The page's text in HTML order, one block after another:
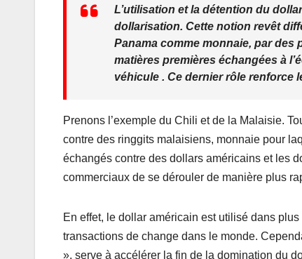
L’utilisation et la détention du
dollarisation. Cette notion revêt
Panama comme monnaie, par des
matières premières échangées à
véhicule . Ce dernier rôle renforce
Prenons l’exemple du Chili et de la Malaisie.
contre des ringgits malaisiens, monnaie pour
échangés contre des dollars américains et les
commerciaux de se dérouler de manière plus
En effet, le dollar américain est utilisé dans
transactions de change dans le monde.
», serve à accélérer la fin de la domination du